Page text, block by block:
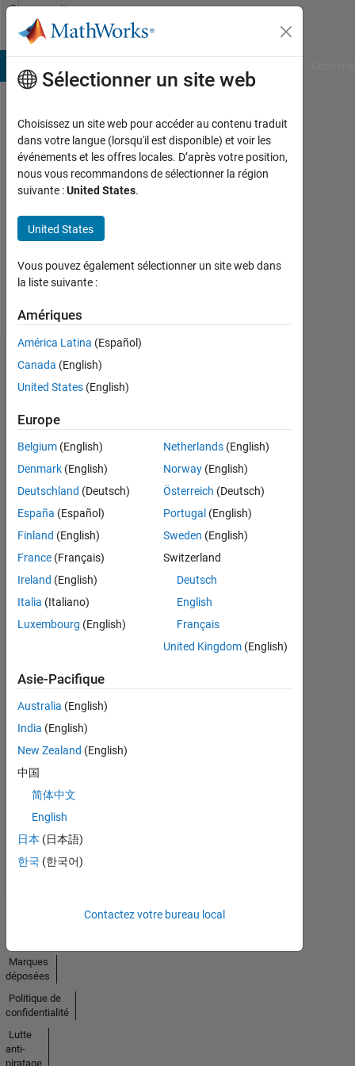
Passer au contenu
Community
Profile
christian
Followers:
0
Following:
Recommandations
login
to
endorse
this
in
a
skill
No
Endorsements
received
Sélectionner un site web
Choisissez un site web pour accéder au contenu traduit
dans votre langue (lorsqu'il est disponible) et voir les
événements et les offres locales. D’après votre position,
nous vous recommandons de sélectionner la région
suivante :United States.
United States
Vous pouvez également sélectionner un site web dans
la liste suivante :
Amériques
América Latina (Español)
Canada (English)
United States (English)
Europe
Belgium (English)
Denmark (English)
Deutschland (Deutsch)
España (Español)
Finland (English)
France (Français)
Ireland (English)
Italia (Italiano)
Luxembourg (English)
Netherlands(English)
Norway(English)
Österreich (Deutsch)
Portugal (English)
Sweden (English)
Switzerland
Deutsch
English
Français
United Kingdom(English)
Asie-Pacifique
Australia (English)
India (English)
New Zealand (English)
中国
简体中文
English
日本 (日本語)
한국 (한국어)
Contactez votre bureau local
Marques
déposées
Politique de
confidentialité
Lutte
anti-
piratage